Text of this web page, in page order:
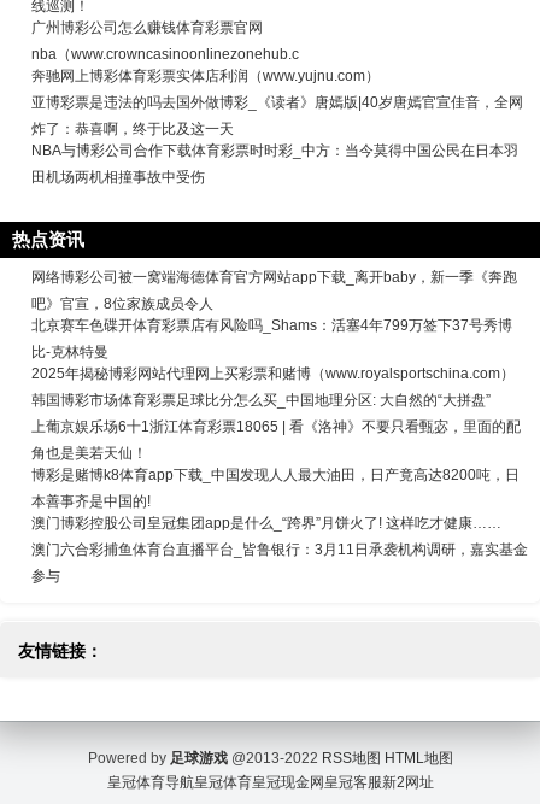
线巡测！
广州博彩公司怎么赚钱体育彩票官网
nba（www.crowncasinoonlinezonehub.c
奔驰网上博彩体育彩票实体店利润（www.yujnu.com）
亚博彩票是违法的吗去国外做博彩_《读者》唐嫣版|40岁唐嫣官宣佳音，全网
炸了：恭喜啊，终于比及这一天
NBA与博彩公司合作下载体育彩票时时彩_中方：当今莫得中国公民在日本羽
田机场两机相撞事故中受伤
热点资讯
网络博彩公司被一窝端海德体育官方网站app下载_离开baby，新一季《奔跑
吧》官宣，8位家族成员令人
北京赛车色碟开体育彩票店有风险吗_Shams：活塞4年799万签下37号秀博
比-克林特曼
2025年揭秘博彩网站代理网上买彩票和赌博（www.royalsportschina.com）
韩国博彩市场体育彩票足球比分怎么买_中国地理分区: 大自然的“大拼盘”
上葡京娱乐场6十1浙江体育彩票18065 | 看《洛神》不要只看甄宓，里面的配
角也是美若天仙！
博彩是赌博k8体育app下载_中国发现人人最大油田，日产竟高达8200吨，日
本善事齐是中国的!
澳门博彩控股公司皇冠集团app是什么_“跨界”月饼火了! 这样吃才健康……
澳门六合彩捕鱼体育台直播平台_皆鲁银行：3月11日承袭机构调研，嘉实基金
参与
友情链接：
Powered by 足球游戏@2013-2022 RSS地图 HTML地图
皇冠体育导航皇冠体育皇冠现金网 皇冠客服新2网址